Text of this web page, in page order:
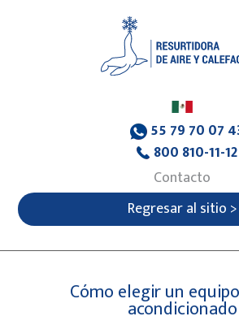
55 79 70 07
800 810-11-12
Contacto
Regresar al sitio >
Cómo elegir un
acondicionado